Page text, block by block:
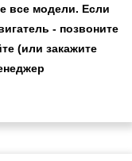
все модели. Если
- позвоните
(или закажите